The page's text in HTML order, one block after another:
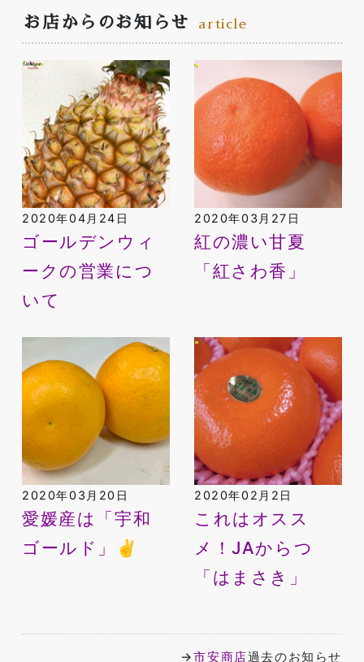
お店からのお知らせ article
2020年04月24日
ゴールデンウィ
ークの営業につ
いて
2020年03月27日
紅の濃い甘夏
「紅さわ香」
2020年03月20日
愛媛産は「宇和
ゴールド」✌️
2020年02月2日
これはオスス
メ！JAからつ
「はまさき」
→市安商店過去のお知らせ